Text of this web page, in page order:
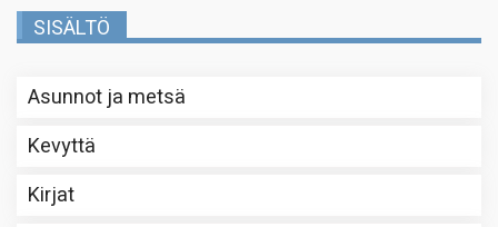
SISÄLTÖ
Asunnot ja metsä
Kevyttä
Kirjat